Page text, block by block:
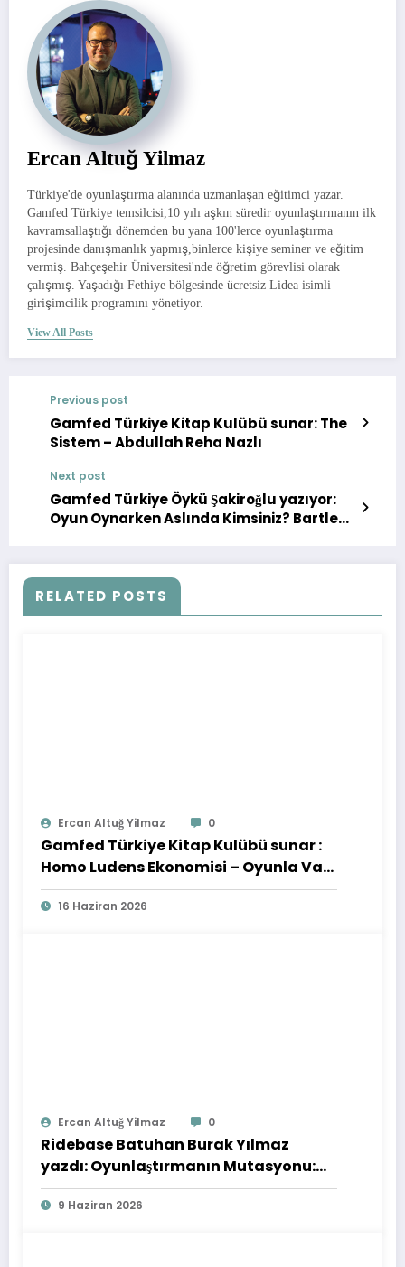
Ercan Altuğ Yilmaz
Türkiye'de oyunlaştırma alanında uzmanlaşan eğitimci yazar.
Gamfed Türkiye temsilcisi,10 yılı aşkın süredir oyunlaştırmanın ilk
kavramsallaştığı dönemden bu yana 100'lerce oyunlaştırma
projesinde danışmanlık yapmış,binlerce kişiye seminer ve eğitim
vermiş. Bahçeşehir Üniversitesi'nde öğretim görevlisi olarak
çalışmış. Yaşadığı Fethiye bölgesinde ücretsiz Lidea isimli
girişimcilik programını yönetiyor.
View All Posts
Previous post
Gamfed Türkiye Kitap Kulübü sunar: The
Sistem – Abdullah Reha Nazlı
Next post
Gamfed Türkiye Öykü Şakiroğlu yazıyor:
Oyun Oynarken Aslında Kimsiniz? Bartle
RELATED POSTS
Ercan Altuğ Yilmaz 0
Gamfed Türkiye Kitap Kulübü sunar :
Homo Ludens Ekonomisi – Oyunla Var
Olmak : Gökhan Tosun
16 Haziran 2026
Ercan Altuğ Yilmaz 0
Ridebase Batuhan Burak Yılmaz
yazdı: Oyunlaştırmanın Mutasyonu:
“Gamblification-Etik Kumarlaştırma”
9 Haziran 2026